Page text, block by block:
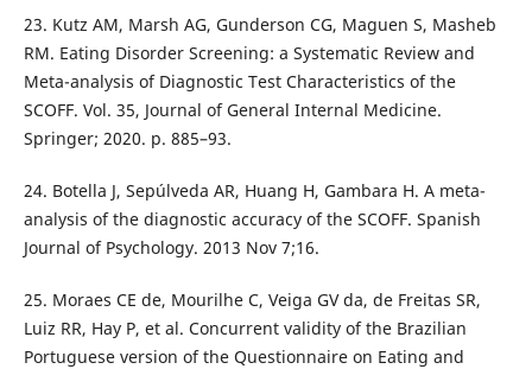
23. Kutz AM, Marsh AG, Gunderson CG, Maguen S, Masheb
RM. Eating Disorder Screening: a Systematic Review and
Meta-analysis of Diagnostic Test Characteristics of the
SCOFF. Vol. 35, Journal of General Internal Medicine.
Springer; 2020. p. 885–93.
24. Botella J, Sepúlveda AR, Huang H, Gambara H. A meta-
analysis of the diagnostic accuracy of the SCOFF. Spanish
Journal of Psychology. 2013 Nov 7;16.
25. Moraes CE de, Mourilhe C, Veiga GV da, de Freitas SR,
Luiz RR, Hay P, et al. Concurrent validity of the Brazilian
Portuguese version of the Questionnaire on Eating and